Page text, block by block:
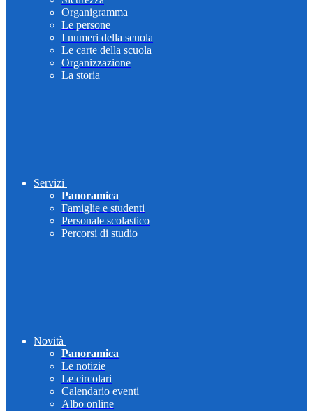
Organigramma
Le persone
I numeri della scuola
Le carte della scuola
Organizzazione
La storia
Servizi
Panoramica
Famiglie e studenti
Personale scolastico
Percorsi di studio
Novità
Panoramica
Le notizie
Le circolari
Calendario eventi
Albo online